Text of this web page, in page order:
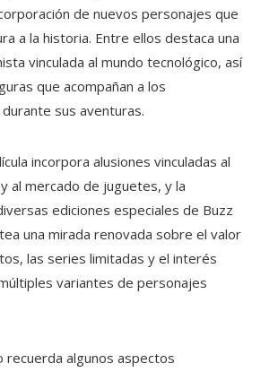
de nuevos personajes que
a la historia. Entre ellos destaca una
vinculada al mundo tecnológico, así
que acompañan a los
sus aventuras.
incorpora alusiones vinculadas al
al mercado de juguetes, y la
ediciones especiales de Buzz
una mirada renovada sobre el valor
las series limitadas y el interés
variantes de personajes
recuerda algunos aspectos